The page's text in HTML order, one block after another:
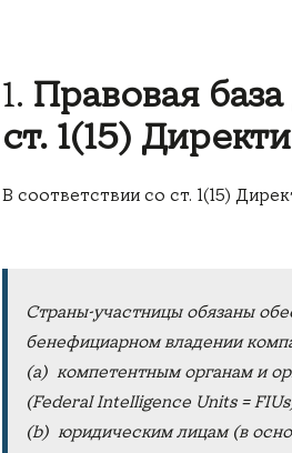
1. Правовая
ст. 1(15)
В соответствии со ст. 1(15)
Страны-участницы обязаны
бенефициарном владении
(a) компетентным органам и
(Federal Intelligence Units = FIUs
(b) юридическим лицам (в